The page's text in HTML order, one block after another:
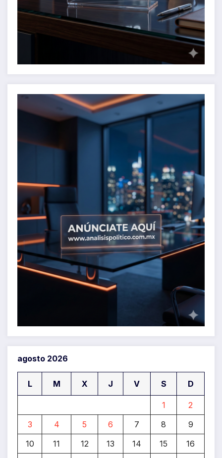
agosto 2026
L M X J V S D
1
2
3
4 5 6 7 8
9
10
11 12 13 14 15
16